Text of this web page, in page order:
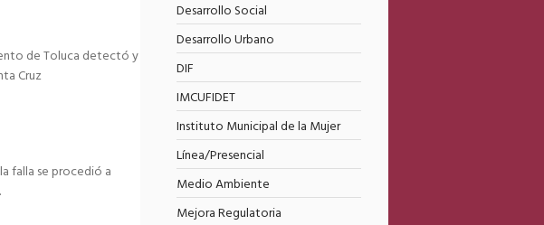
de Toluca detectó y
Cruz
falla se procedió a
Desarrollo Social
Desarrollo Urbano
DIF
IMCUFIDET
Instituto Municipal de la Mujer
Línea/Presencial
Medio Ambiente
Mejora Regulatoria